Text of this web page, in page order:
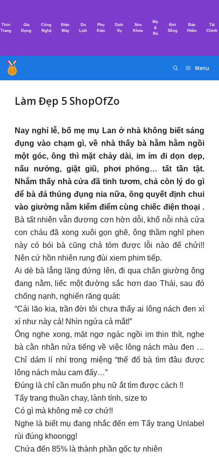
nội
Thời
Trang
Gia
Dụng
Công
Nghệ
Điện
Máy
Du
Lịch
Phụ
Kiện
Dịch
Vụ
Sức
Khỏe
Mẹ
&
Bé
Đời
Sống
Bảo
Hiểm
Tài
Chính
Menu
Làm Đẹp 5 ShopOfZo
Nay nghỉ lễ, bố mẹ mụ Lan ở nhà không biết sáng
đụng vào chạm gì, về nhà thấy bà hằm hằm ngồi
một góc, ông thì mặt chảy dài, im ỉm đi dọn dẹp,
nấu nướng, giặt giũ, phơi phóng… tất tần tật.
Nhắm thấy nhà cửa đã tinh tươm, chả còn lý do gì
để bà đá thúng đụng nia nữa, ông quyết định chui
vào giường nằm kiểm điểm cùng chiếc điện thoại .
Bà tất nhiên vẫn đương cơn hờn dỗi, khổ nỗi nhà cửa
con cháu đã xong xuôi gọn ghẽ, ông thầm nghĩ phen
này có bói bà cũng chả tóm được lỗi nào để chửi!!
Nên cứ hồn nhiên rung đùi xiem phim tiếp.
Ai dè bà lẳng lặng đứng lên, đi qua chân giường ông
đang nằm, liếc một đường sắc hơn dao Thái, sau đó
chống nạnh, nghiến răng quát:
“Cái lão kia, trần đời tôi chưa thấy ai lông nách đen xì
xì như này cả! Nhìn ngứa cả mắt!”
Ông nghe xong, mặt ngơ ngác ngồi im thin thít, nghe
bà cằn nhằn nửa tiếng về việc lông nách màu đen …
Chỉ dám lí nhí trong miệng “thế đố bà tìm đâu được
lông nách màu cam đấy…”
Đúng là chỉ cần muốn phụ nữ ắt tìm được cách !!
Tẩy trang thuần chay, lành tính, size to
Có gì mà không mê cơ chứ!!
Nghe là biết mụ đang nhắc đến em Tẩy trang Unlabel
rùi đúng khoongg!
Chứa đến 85% là thành phần gốc tự nhiên